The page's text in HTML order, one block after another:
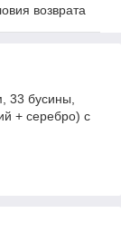
возврата
33 бусины,
+ серебро) с